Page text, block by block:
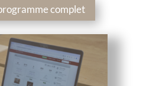
complet